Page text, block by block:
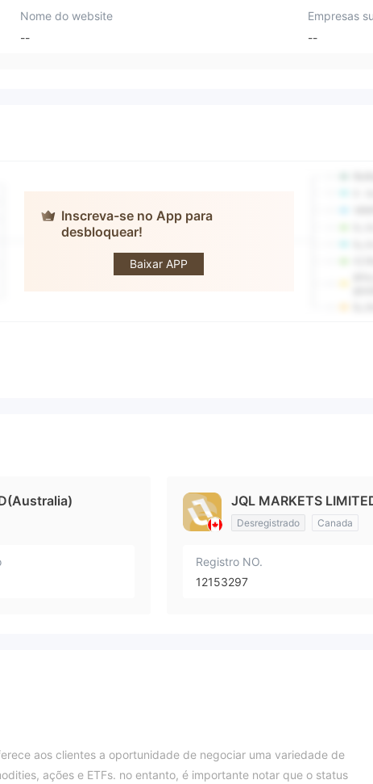
Nome do website
--
Empresas
--
Inscreva-se no App para
desbloquear!
Baixar APP
JQL MARKETS
JQL MARKETS
Desregistrado Canada
Registro NO.
12153297
aos clientes a oportunidade de negociar uma variedade de
ações e ETFs. no entanto, é importante notar que o status